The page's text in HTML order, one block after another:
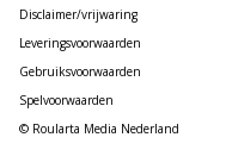
Disclaimer/vrijwaring
Leveringsvoorwaarden
Gebruiksvoorwaarden
Spelvoorwaarden
© Roularta Media Nederland